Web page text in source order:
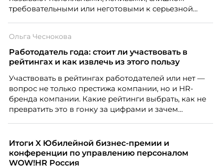
требовательными или неготовыми к серьезной
кадровых ошибок. В этой статье Марина Ускова,
руководитель отдела подбора персонала
рекрутинговой компании, разбирает самые
почему устаревшие представления мешают
бизнесу находить и удерживать сильных
сотрудников.
Ольга Чеснокова
Работодатель года: стоит ли участвовать в
рейтингах и как извлечь из этого пользу
Участвовать в рейтингах работодателей или нет —
вопрос не только престижа компании, но и HR-
бренда компании. Какие рейтинги выбрать, как не
превратить это в гонку за цифрами и зачем
Чеснокова, HR-директор Right line.
Итоги X Юбилейной бизнес-премии и
конференции по управлению персоналом
WOW!HR Россия